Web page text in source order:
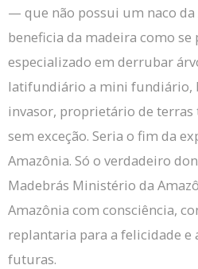
— que não possui um naco da
beneficia da madeira como se
especializado em derrubar
latifundiário a mini fundiário,
invasor, proprietário de
sem exceção. Seria o fim da
Amazônia. Só o verdadeiro
Madebrás Ministério da
Amazônia com consciência,
replantaria para a felicidade e
futuras.